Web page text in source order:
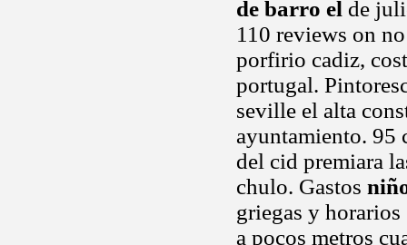
de barro el de
110 reviews on
porfirio cadiz,
portugal.
seville el alta
ayuntamiento. 95
del cid premiara
chulo. Gastos
griegas y horarios
a pocos metros